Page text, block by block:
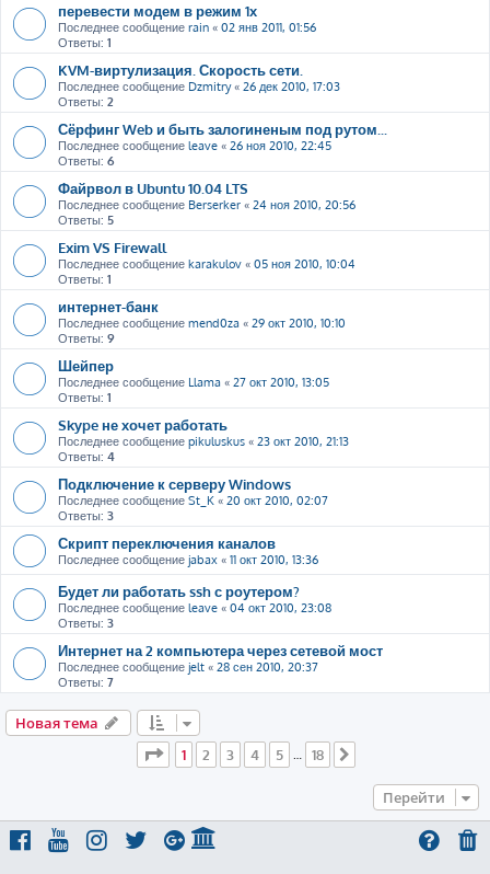
перевести модем в режим 1х
Последнее сообщение rain « 02 янв 2011, 01:56
Ответы: 1
KVM-виртулизация. Скорость сети.
Последнее сообщение Dzmitry« 26 дек 2010, 17:03
Ответы: 2
Сёрфинг Web и быть залогиненым под рутом...
Последнее сообщение leave « 26 ноя 2010, 22:45
Ответы: 6
Файрвол в Ubuntu 10.04 LTS
Последнее сообщение Berserker « 24 ноя 2010, 20:56
Ответы: 5
Exim VS Firewall
Последнее сообщение karakulov « 05 ноя 2010, 10:04
Ответы: 1
интернет-банк
Последнее сообщение mend0za « 29 окт 2010, 10:10
Ответы: 9
Шейпер
Последнее сообщение Llama « 27 окт 2010, 13:05
Ответы: 1
Skype не хочет работать
Последнее сообщение pikuluskus « 23 окт 2010, 21:13
Ответы: 4
Подключение к серверу Windows
Последнее сообщение St_K « 20 окт 2010, 02:07
Ответы: 3
Скрипт переключения каналов
Последнее сообщение jabax « 11 окт 2010, 13:36
Будет ли работать ssh с роутером?
Последнее сообщение leave « 04 окт 2010, 23:08
Ответы: 3
Интернет на 2 компьютера через сетевой мост
Последнее сообщение jelt « 28 сен 2010, 20:37
Ответы: 7
Новая тема
Страница
из 18
1 2 3 4 5 … 18
Перейти